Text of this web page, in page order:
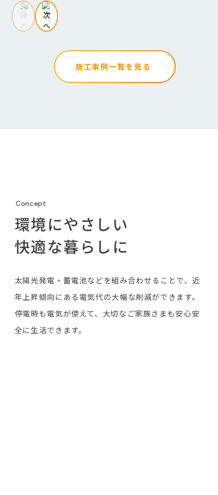
施工事例一覧を見る
Concept
環境にやさしい
快適な暮らしに
太陽光発電・蓄電池などを組み合わせることで、近
年上昇傾向にある電気代の大幅な削減ができます。
停電時も電気が使えて、大切なご家族さまも安心安
全に生活できます。